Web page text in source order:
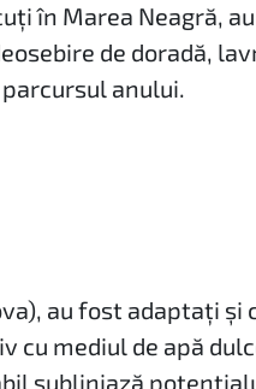
în Marea Neagră,
de doradă,
anului.
au fost adaptați și
mediul de apă
subliniază